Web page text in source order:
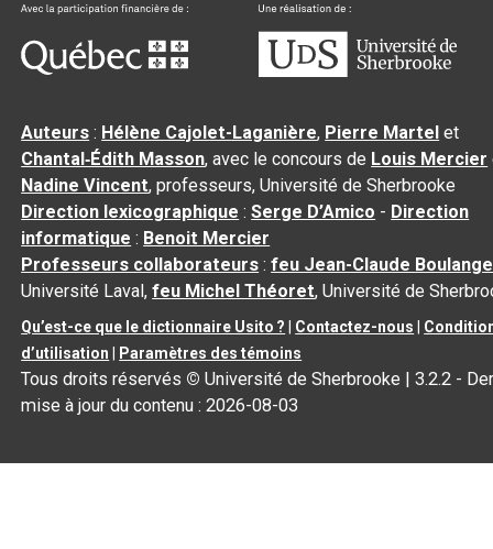
Auteurs : Hélène Cajolet-Laganière, Pierre Martel et
Chantal‑Édith Masson, avec le concours de Louis Mercier
Nadine Vincent, professeurs, Université de Sherbrooke
Direction lexicographique :Serge D’Amico - Direction
informatique : Benoit Mercier
Professeurs collaborateurs :feu Jean-Claude
Université Laval,feu Michel Théoret, Université de
Qu’est-ce que le dictionnaire Usito ? Contactez-nous
d’utilisation
Paramètres des témoins
Tous droits réservés © Université de Sherbrooke |3.2.2 -
mise à jour du contenu :2026-08-03